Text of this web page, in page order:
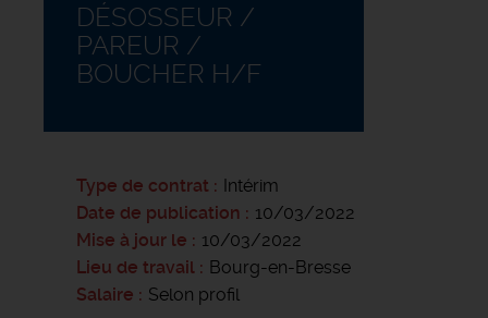
DÉSOSSEUR /
PAREUR /
BOUCHER H/F
Type de contrat
Intérim
Date de publication
10/03/2022
Mise à jour le
10/03/2022
Lieu de travail
Bourg-en-Bresse
Salaire
Selon profil